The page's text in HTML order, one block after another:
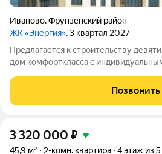
Иваново,Фрунзенский район
ЖК «Энергия», 3 квартал 2027
Предлагается к строительству
дом комфорткласса с
двумя или тремя комнатами: однокомнатные площадью 45,7 и
46,2 кв. м;
Позвонить
3 320 000 ₽
45,9 м² 2-комн. квартира 4 этаж из 5